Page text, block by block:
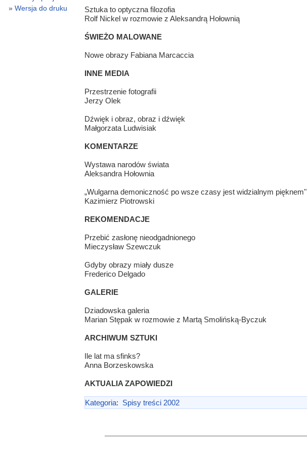
Sztuka to optyczna filozofia
Rolf Nickel w rozmowie z Aleksandrą Hołownią
ŚWIEŻO MALOWANE
Nowe obrazy Fabiana Marcaccia
INNE MEDIA
Przestrzenie fotografii
Jerzy Olek
Dźwięk i obraz, obraz i dźwięk
Małgorzata Ludwisiak
KOMENTARZE
Wystawa narodów świata
Aleksandra Hołownia
„Wulgarna demoniczność po wsze czasy jest widzialnym pięknem"
Kazimierz Piotrowski
REKOMENDACJE
Przebić zasłonę nieodgadnionego
Mieczysław Szewczuk
Gdyby obrazy miały dusze
Frederico Delgado
GALERIE
Dziadowska galeria
Marian Stępak w rozmowie z Martą Smolińską-Byczuk
ARCHIWUM SZTUKI
Ile lat ma sfinks?
Anna Borzeskowska
AKTUALIA ZAPOWIEDZI
Kategoria: Spisy treści 2002
Wersja do druku